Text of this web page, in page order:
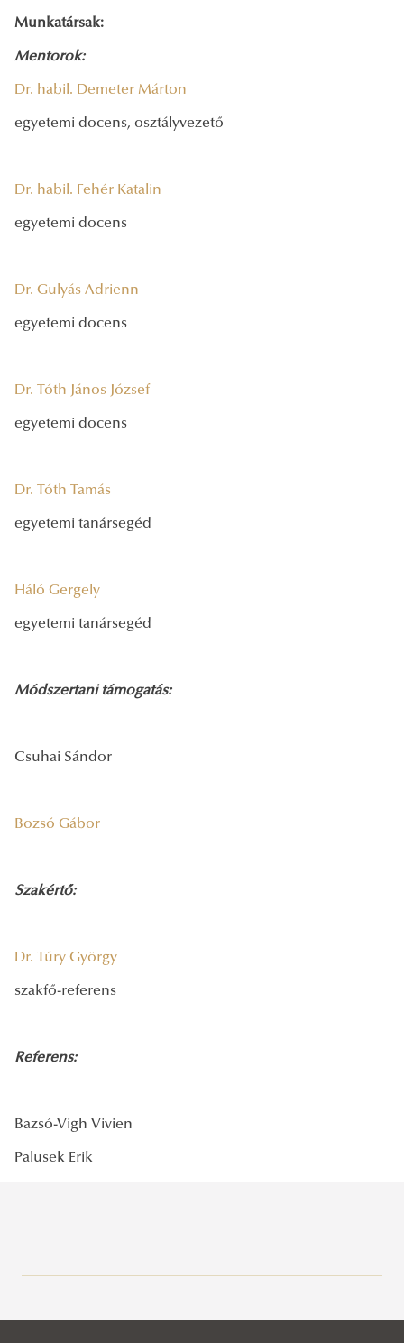
Bemutatkozás
Egyetemi Doktori és Habilitációs Tanács
Munkatársak:
Mentorok:
Dr. habil. Demeter Márton
egyetemi docens, osztályvezető
Dr. habil. Fehér Katalin
egyetemi docens
Dr. Gulyás Adrienn
egyetemi docens
Dr. Tóth János József
egyetemi docens
Dr. Tóth Tamás
egyetemi tanársegéd
Háló Gergely
egyetemi tanársegéd
Módszertani támogatás:
Csuhai Sándor
Bozsó Gábor
Szakértő:
Dr. Túry György
szakfő-referens
Referens:
Bazsó-Vigh Vivien
Palusek Erik